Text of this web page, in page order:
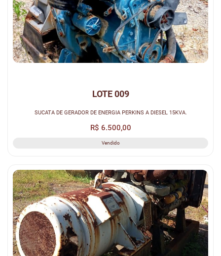
LOTE 009
SUCATA DE GERADOR DE ENERGIA PERKINS A DIESEL 15KVA.
R$ 6.500,00
Vendido